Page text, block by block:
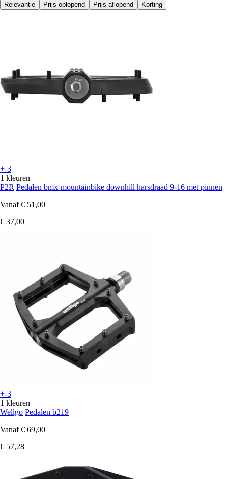
Relevantie
Prijs oplopend Prijs aflopend Korting
+-3
1 kleuren
P2R Pedalen bmx-mountainbike downhill harsdraad 9-16 met pinnen
Vanaf € 51,00
€ 37,00
+-3
1 kleuren
Wellgo Pedalen b219
Vanaf € 69,00
€ 57,28